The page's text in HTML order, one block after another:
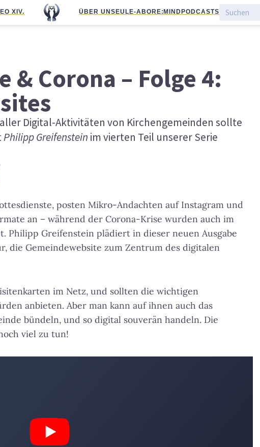
XIV. ÜBER UNS EULE-ABO RE:MIND PODCASTS
Corona – Folge 4:
Digital-Aktivitäten von Kirchengemeinden sollte
Philipp Greifenstein im vierten Teil unserer Serie
posten Mikro-Andachten auf Instagram und
an – während der Corona-Krise wurden auch im
Philipp Greifenstein plädiert in dieser neuen Ausgabe
die Gemeindewebsite zum Zentrum des digitalen
im Netz, und sollten die wichtigen
anbieten. Aber man kann auf ihnen auch das
bündeln, und so digital souverän handeln. Die
viel zu tun!